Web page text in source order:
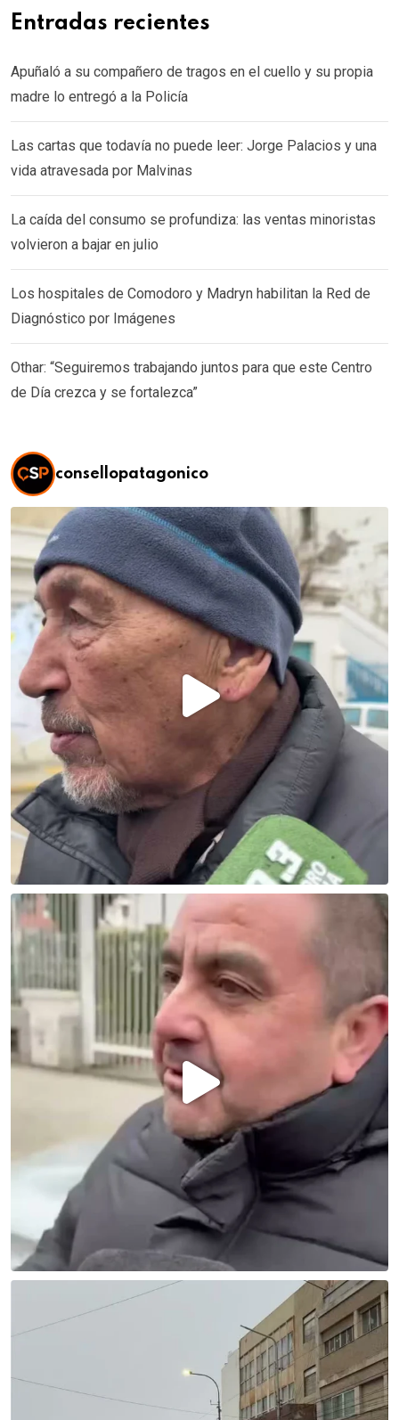
Entradas recientes
Apuñaló a su compañero de tragos en el cuello y su propia
madre lo entregó a la Policía
Las cartas que todavía no puede leer: Jorge Palacios y una
vida atravesada por Malvinas
La caída del consumo se profundiza: las ventas minoristas
volvieron a bajar en julio
Los hospitales de Comodoro y Madryn habilitan la Red de
Diagnóstico por Imágenes
Othar: “Seguiremos trabajando juntos para que este Centro
de Día crezca y se fortalezca”
consellopatagonico